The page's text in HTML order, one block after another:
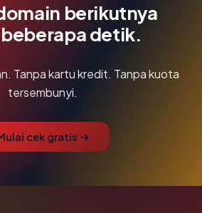
berikutnya
detik.
Tanpa kartu kredit. Tanpa kuota
tersembunyi.
cek gratis →